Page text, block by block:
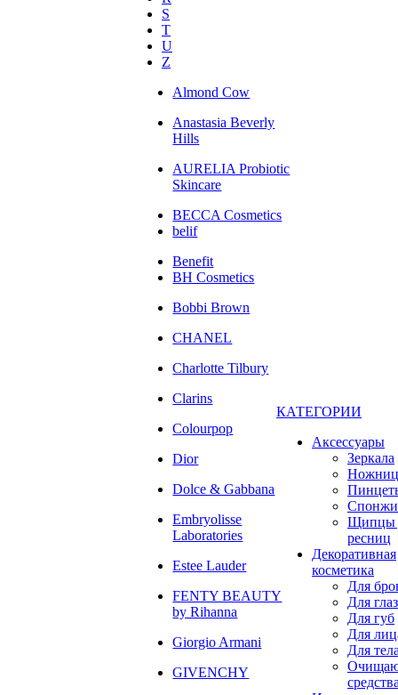
S
T
U
Z
Almond Cow
Anastasia Beverly
Hills
AURELIA Probiotic
Skincare
BECCA Cosmetics
belif
Benefit
BH Cosmetics
Bobbi Brown
CHANEL
Charlotte Tilbury
Clarins
Colourpop
Dior
Dolce & Gabbana
Embryolisse
Laboratories
Estee Lauder
FENTY BEAUTY
by Rihanna
Giorgio Armani
GIVENCHY
КАТЕГОРИИ
Аксессуары
Зеркала
Спонжи
Щипцы
ресниц
Декоративная
косметика
Для
Для глаз
Для губ
Для
Для